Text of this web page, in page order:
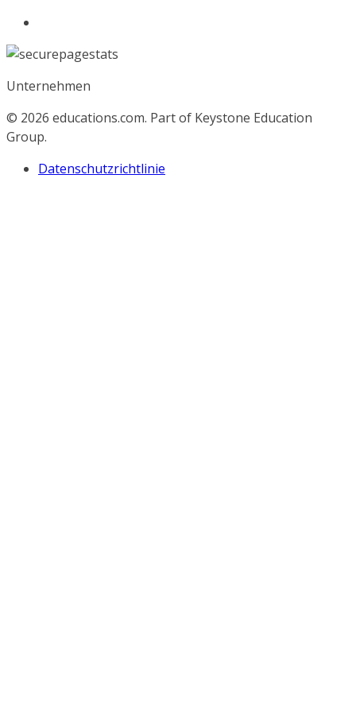
Unternehmen
© 2026 educations.com. Part of Keystone Education
Group.
Datenschutzrichtlinie